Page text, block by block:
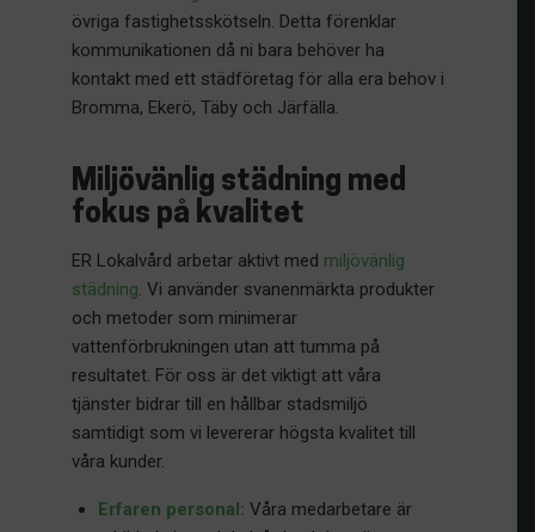
övriga fastighetsskötseln. Detta förenklar
kommunikationen då ni bara behöver ha
kontakt med ett städföretag för alla era behov i
Bromma, Ekerö, Täby och Järfälla.
Miljövänlig städning med
fokus på kvalitet
ER Lokalvård arbetar aktivt med miljövänlig
städning. Vi använder svanenmärkta produkter
och metoder som minimerar
vattenförbrukningen utan att tumma på
resultatet. För oss är det viktigt att våra
tjänster bidrar till en hållbar stadsmiljö
samtidigt som vi levererar högsta kvalitet till
våra kunder.
Erfaren personal: Våra medarbetare är